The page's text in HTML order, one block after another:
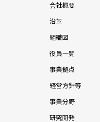
会社概要
沿革
組織図
役員一覧
事業拠点
経営方針等
事業分野
研究開発